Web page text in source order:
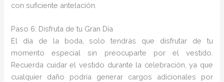
con suficiente antelación.
Paso 6: Disfruta de tu Gran Día
El día de la boda, solo tendrás que disfrutar de tu
momento especial sin preocuparte por el vestido.
Recuerda cuidar el vestido durante la celebración, ya que
cualquier daño podría generar cargos adicionales por